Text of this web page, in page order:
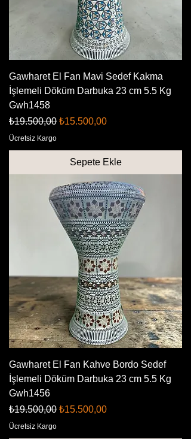
Gawharet El Fan Mavi Sedef Kakma
İşlemeli Döküm Darbuka 23 cm 5.5 Kg
Gwh1458
Normal Fiyat
₺19.500,00 İndirimli Fiyat
₺15.500,00
Ücretsiz Kargo
Sepete Ekle
Gawharet El Fan Kahve Bordo Sedef
İşlemeli Döküm Darbuka 23 cm 5.5 Kg
Gwh1456
Normal Fiyat
₺19.500,00 İndirimli Fiyat
₺15.500,00
Ücretsiz Kargo